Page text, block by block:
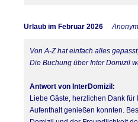
Urlaub im Februar 2026 Anonym
Von A-Z hat einfach alles
Die Buchung über Inter Domizil
Antwort von InterDomizil:
Liebe Gäste, herzlichen Dank
Aufenthalt genießen konnten.